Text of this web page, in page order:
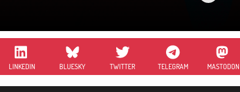
LINKEDIN BLUESKY TWITTER TELEGRAM MASTODON